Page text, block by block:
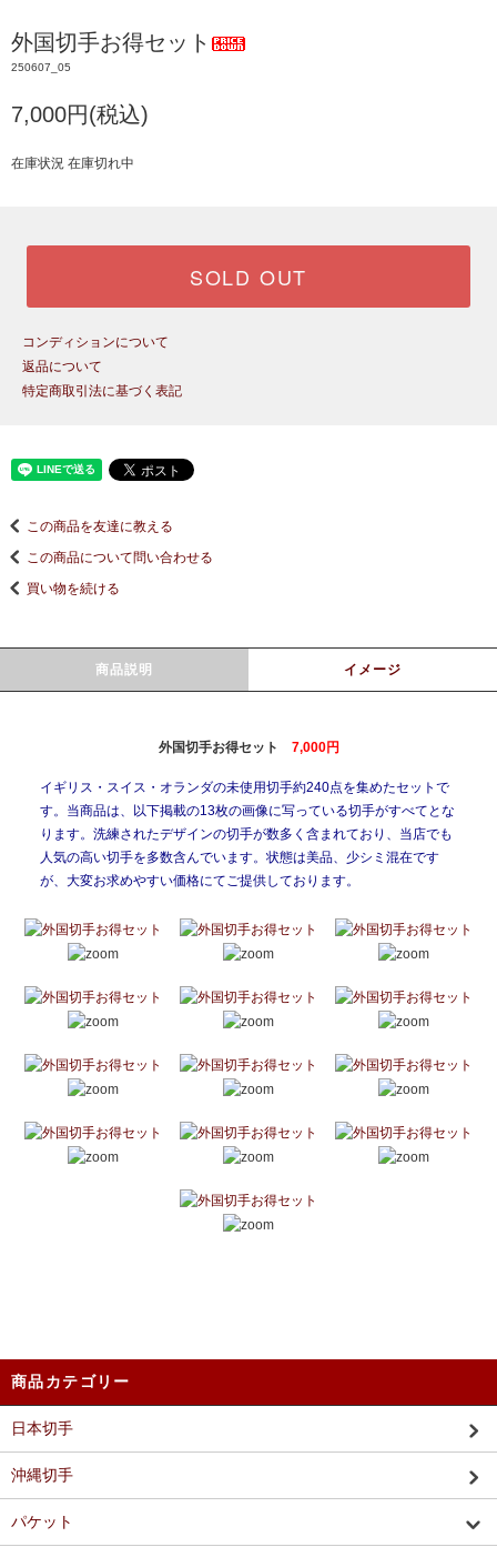
外国切手お得セット
250607_05
7,000円(税込)
在庫状況 在庫切れ中
SOLD OUT
コンディションについて
返品について
特定商取引法に基づく表記
この商品を友達に教える
この商品について問い合わせる
買い物を続ける
商品説明 イメージ
外国切手お得セット 7,000円
イギリス・スイス・オランダの未使用切手約240点を集めたセットで
す。当商品は、以下掲載の13枚の画像に写っている切手がすべてとな
ります。洗練されたデザインの切手が数多く含まれており、当店でも
人気の高い切手を多数含んでいます。状態は美品、少シミ混在です
が、大変お求めやすい価格にてご提供しております。
商品カテゴリー
日本切手
沖縄切手
パケット